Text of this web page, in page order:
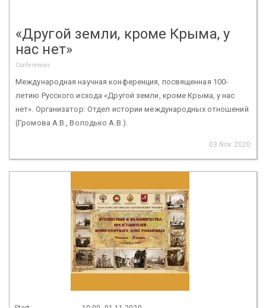
«Другой земли, кроме Крыма, у
нас нет»
Conferences
Международная научная конференция, посвященная 100-
летию Русского исхода «Другой земли, кроме Крыма, у нас
нет». Организатор: Отдел истории международных отношений
(Громова А.В., Володько А.В.).
03 Nov 2020